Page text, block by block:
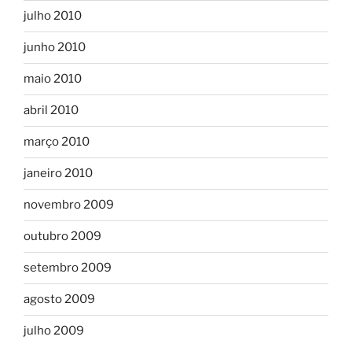
julho 2010
junho 2010
maio 2010
abril 2010
março 2010
janeiro 2010
novembro 2009
outubro 2009
setembro 2009
agosto 2009
julho 2009